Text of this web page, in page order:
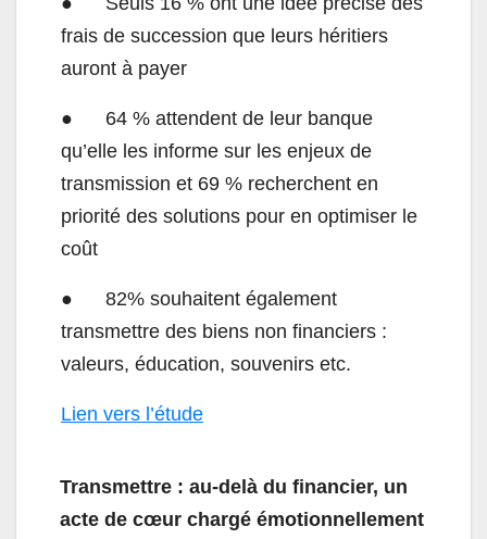
frais de succession que leurs héritiers
auront à payer
● 64 % attendent de leur banque
qu’elle les informe sur les enjeux de
transmission et 69 % recherchent en
priorité des solutions pour en optimiser le
coût
● 82% souhaitent également
transmettre des biens non financiers :
valeurs, éducation, souvenirs etc.
Lien vers l’étude
Transmettre : au-delà du financier, un
acte de cœur chargé émotionnellement